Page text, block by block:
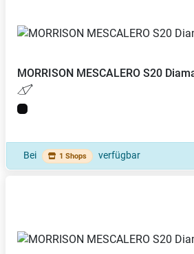
MORRISON MESCALERO S20
Bei 1 Shops verfügbar